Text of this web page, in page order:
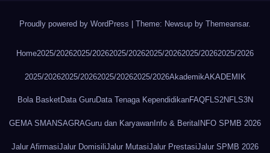
Proudly powered by WordPress Theme: Newsup by Themeansar.
Home2025/20262025/20262025/20262025/20262025/20262025/2026
2025/20262025/20262025/20262025/2026AkademikAKADEMIK
Bola BasketData GuruData Tenaga KependidikanFAQFLS2N FLS3N
GEMA SMANSAGRAGuru dan Karyawan Info & BeritaINFO SPMB 2026
Jalur AfirmasiJalur DomisiliJalur MutasiJalur PrestasiJalur SPMB 2026